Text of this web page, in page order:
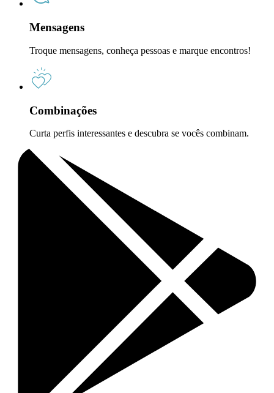
Mensagens
Troque mensagens, conheça pessoas e marque encontros!
Combinações
Curta perfis interessantes e descubra se vocês combinam.